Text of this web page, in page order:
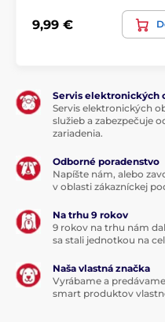
9,99 €
Servis elektronických
Servis elektronických
služieb a zabezpečuje
zariadenia.
Odborné poradenstvo
Napíšte nám, alebo
v oblasti zákazníckej
Na trhu 9 rokov
9 rokov na trhu nám
sa stali jednotkou na
Naša vlastná značka
Vyrábame a
smart produktov